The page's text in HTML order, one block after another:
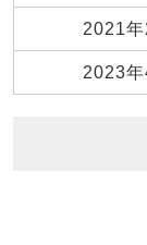
2021年
2023年